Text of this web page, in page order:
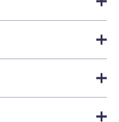
Efectos,Weathering
73828
es un